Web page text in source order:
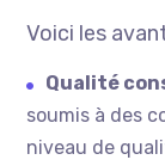
Voici les
Qualité
soumis à des
niveau de